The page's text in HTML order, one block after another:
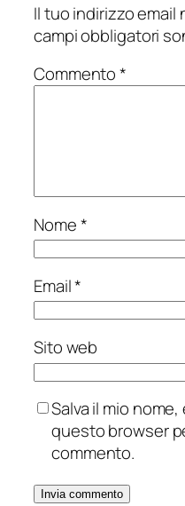
Il tuo indirizzo email
campi obbligatori
Commento*
Nome*
Email*
Sito web
Salva il mio
questo browser
commento.